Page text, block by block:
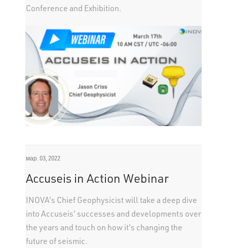
Conference and Exhibition.
мар. 03, 2022
Accuseis in Action Webinar
INOVA's Chief Geophysicist will take a deep dive
into Accuseis' successes and developments over
the years and touch on how it's changing the
future of seismic.